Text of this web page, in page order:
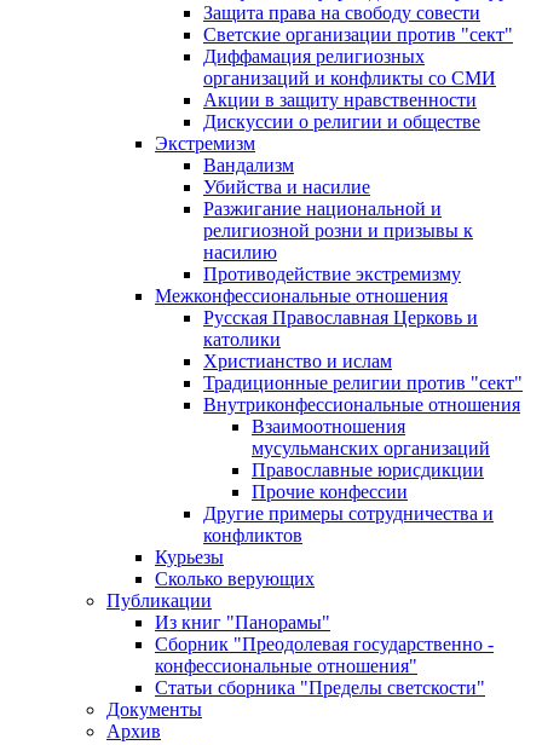
Защита права на свободу совести
Светские организации против "сект"
Диффамация религиозных
организаций и конфликты со СМИ
Акции в защиту нравственности
Дискуссии о религии и обществе
Экстремизм
Вандализм
Убийства и насилие
Разжигание национальной и
религиозной розни и призывы к
насилию
Противодействие экстремизму
Межконфессиональные отношения
Русская Православная Церковь и
католики
Христианство и ислам
Традиционные религии против "сект"
Внутриконфессиональные отношения
Взаимоотношения
мусульманских организаций
Православные юрисдикции
Прочие конфессии
Другие примеры сотрудничества и
конфликтов
Курьезы
Сколько верующих
Публикации
Из книг "Панорамы"
Сборник "Преодолевая государственно -
конфессиональные отношения"
Статьи сборника "Пределы светскости"
Документы
Архив